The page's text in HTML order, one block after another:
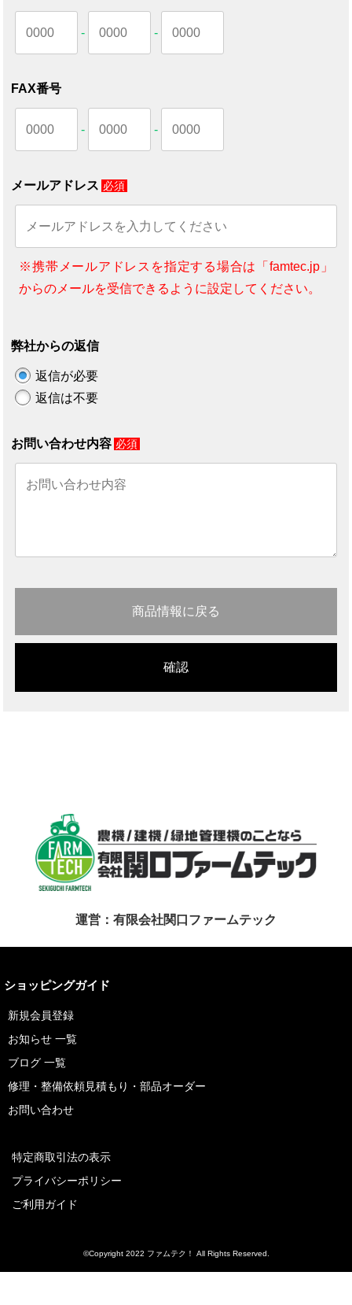
- -
FAX番号
- -
メールアドレス 必須
※携帯メールアドレスを指定する場合は「famtec.jp」
からのメールを受信できるように設定してください。
弊社からの返信
返信が必要
返信は不要
お問い合わせ内容 必須
商品情報に戻る
運営：有限会社関口ファームテック
ショッピングガイド
新規会員登録
お知らせ 一覧
ブログ 一覧
修理・整備依頼見積もり・部品オーダー
お問い合わせ
特定商取引法の表示
プライバシーポリシー
ご利用ガイド
©Copyright 2022 ファムテク！ All Rights Reserved.